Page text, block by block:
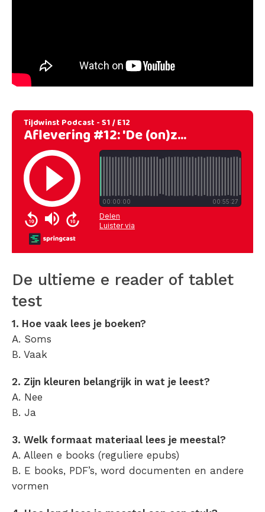
De ultieme e reader of tablet
test
1. Hoe vaak lees je boeken?
A. Soms
B. Vaak
2. Zijn kleuren belangrijk in wat je leest?
A. Nee
B. Ja
3. Welk formaat materiaal lees je meestal?
A. Alleen e books (reguliere epubs)
B. E books, PDF’s, word documenten en andere
vormen